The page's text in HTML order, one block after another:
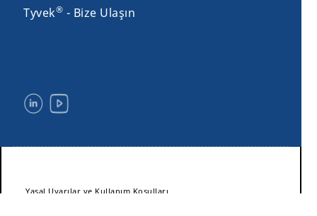
Tyvek® - Bize Ulaşın
Yasal Uyarılar ve Kullanım Koşulları